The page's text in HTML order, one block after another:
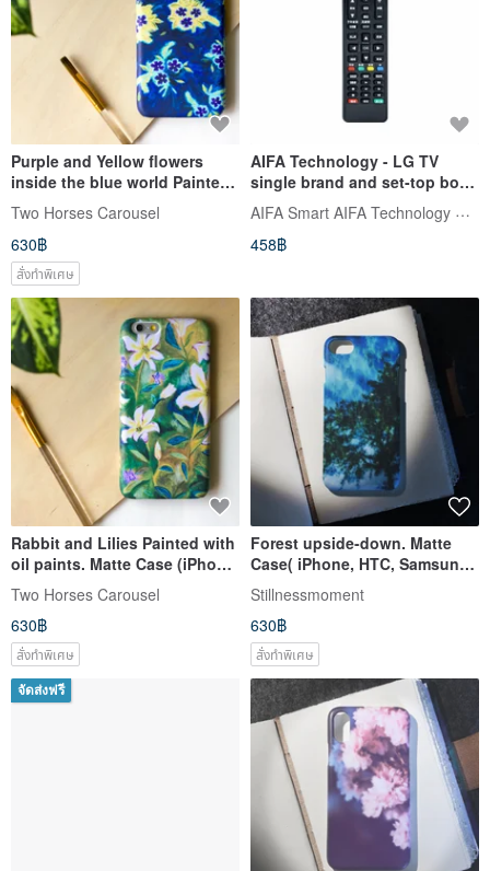
Purple and Yellow flowers
inside the blue world Painted
with oil paints. Matte Case
(iPhone, HTC, Samsung,
Sony)
Two Horses Carousel
630฿
สั่งทำพิเศษ
AIFA Technology - LG TV
single brand and set-top box
universal remote control
AIFA Smart AIFA Technology Corp.
458฿
Rabbit and Lilies Painted with
oil paints. Matte Case (iPhone,
HTC, Samsung, Sony)
Two Horses Carousel
630฿
สั่งทำพิเศษ
Forest upside-down. Matte
Case( iPhone, HTC, Samsung,
Sony, LG, OPPO)
Stillnessmoment
630฿
สั่งทำพิเศษ
จัดส่งฟรี